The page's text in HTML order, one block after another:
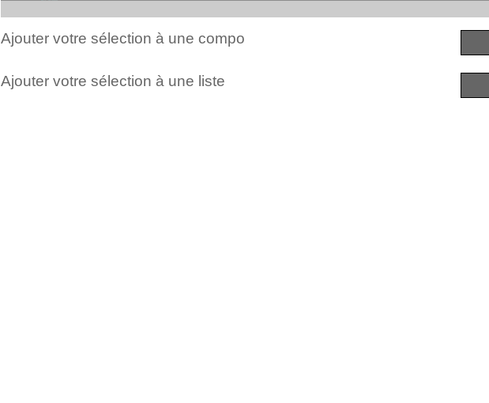
Ajouter votre sélection à une compo
Ajouter votre sélection à une liste